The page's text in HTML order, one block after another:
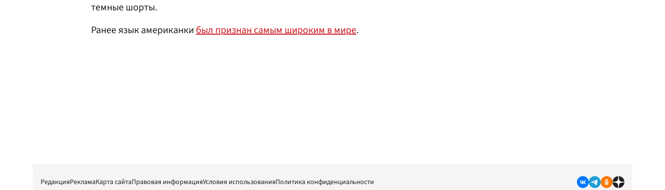
темные шорты.
Ранее язык американкибыл признан самым широким в мире.
РедакцияРекламаКарта сайтаПравовая информацияУсловия использованияПолитика конфиденциальности